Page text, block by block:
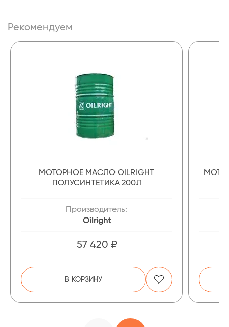
Рекомендуем
МОТОРНОЕ МАСЛО OILRIGHT
ПОЛУСИНТЕТИКА 200Л
Производитель:
Oilright
57 420 ₽
В КОРЗИНУ